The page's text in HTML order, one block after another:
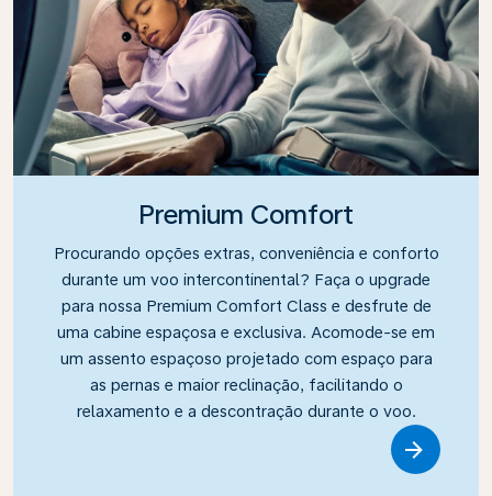
Premium Comfort
Procurando opções extras, conveniência e conforto
durante um voo intercontinental? Faça o upgrade
para nossa Premium Comfort Class e desfrute de
uma cabine espaçosa e exclusiva. Acomode-se em
um assento espaçoso projetado com espaço para
as pernas e maior reclinação, facilitando o
relaxamento e a descontração durante o voo.